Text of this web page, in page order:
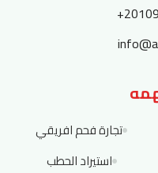
تجارة فحم افريقي
استيراد الحطب